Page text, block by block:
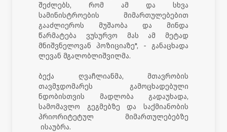
შეძლებს, რომ ამ და სხვა
სამინისტროების მიმართულებებით
გააძლიეროს მუშაობა და მინდა
წარმატება ვუსურვო მას ამ მეტად
მნიშვნელოვან პოზიციაზე", - განაცხადა
ლევან მგალობლიშვილმა.
ბექა ღვაჩლიანმა, მთავრობის
თავმჯდომარეს გამოცხადებული
ნდობისთვის მადლობა გადაუხადა,
სამომავლო გეგმებზე და საქმიანობის
პრიორიტეტულ მიმართულებებზე
ისაუბრა.